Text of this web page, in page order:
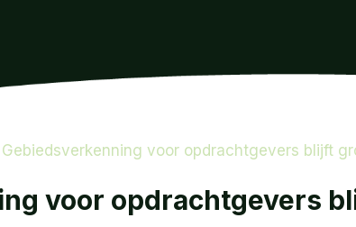
Gebiedsverkenning voor opdrachtgevers blijft
voor opdrachtgevers